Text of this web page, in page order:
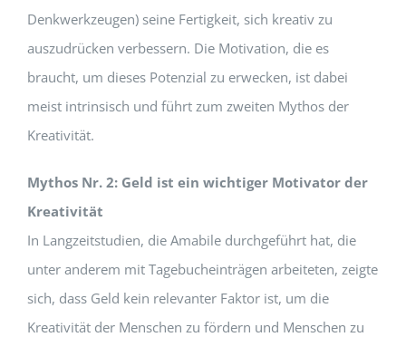
Denkwerkzeugen) seine Fertigkeit, sich kreativ zu
auszudrücken verbessern. Die Motivation, die es
braucht, um dieses Potenzial zu erwecken, ist dabei
meist intrinsisch und führt zum zweiten Mythos der
Kreativität.
Mythos Nr. 2: Geld ist ein wichtiger Motivator der
Kreativität
In Langzeitstudien, die Amabile durchgeführt hat, die
unter anderem mit Tagebucheinträgen arbeiteten, zeigte
sich, dass Geld kein relevanter Faktor ist, um die
Kreativität der Menschen zu fördern und Menschen zu